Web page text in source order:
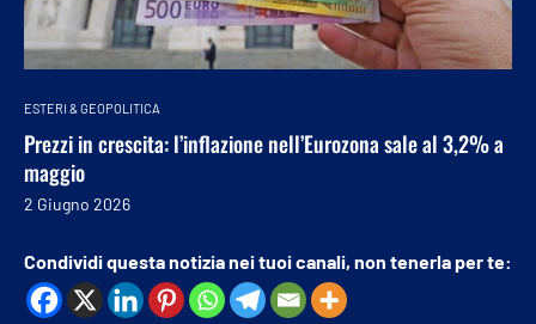
ESTERI & GEOPOLITICA
Prezzi in crescita: l’inflazione nell’Eurozona sale al 3,2% a
maggio
2 Giugno 2026
Condividi questa notizia nei tuoi canali, non tenerla per te: